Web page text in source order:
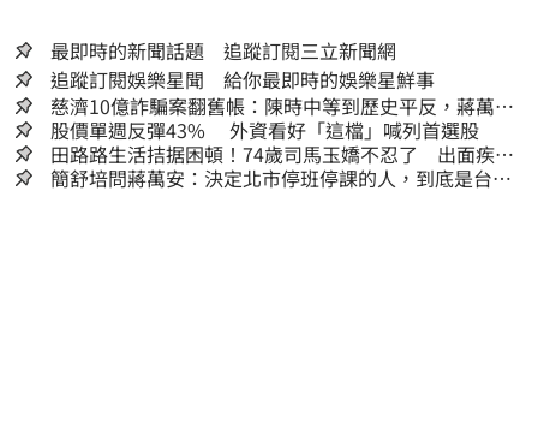
最即時的新聞話題 追蹤訂閱三立新聞網
追蹤訂閱娛樂星聞 給你最即時的娛樂星鮮事
慈濟10億詐騙案翻舊帳：陳時中等到歷史平反，蔣萬安
償還2022政治利息
股價單週反彈43% 外資看好「這檔」喊列首選股
田路路生活拮据困頓！74歲司馬玉嬌不忍了 出面疾呼1
事
簡舒培問蔣萬安：決定北市停班停課的人，到底是台北